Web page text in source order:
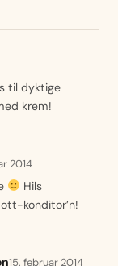
til dyktige
krem!
2014
Hils
konditor’n!
15. februar 2014